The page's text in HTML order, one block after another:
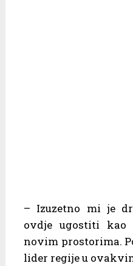
– Izuzetno mi je
ovdje ugostiti
novim prostorima.
lider regije u